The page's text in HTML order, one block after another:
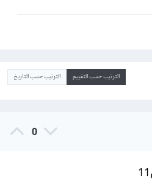
الترتيب حسب التقييم الترتيب حسب التاريخ
0